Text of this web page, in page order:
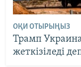
ОҚИ ОТЫРЫҢЫЗ
Трамп
жеткізіледі